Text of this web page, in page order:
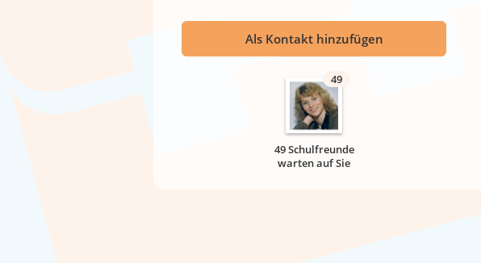
Als Kontakt hinzufügen
49
49 Schulfreunde
warten auf Sie